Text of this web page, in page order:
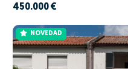
450.000 €
NOVEDAD